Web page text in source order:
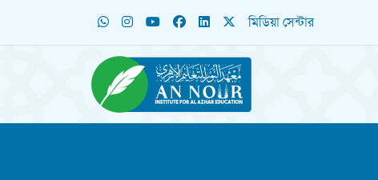
মিডিয়া সেন্টার